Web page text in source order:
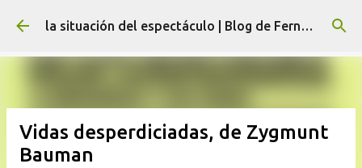
Ir al contenido principal la situación del espectáculo | Blog de Fernando Díaz
Vidas desperdiciadas, de Zygmunt
Bauman